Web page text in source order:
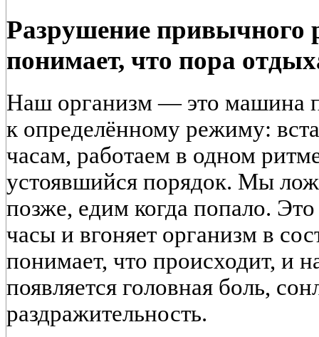
Разрушение привычного
понимает, что пора
Наш организм — это машина
к определённому режиму:
часам, работаем в одном
устоявшийся порядок. Мы
позже, едим когда попало.
часы и вгоняет организм в
понимает, что происходит, и
появляется головная боль,
раздражительность.